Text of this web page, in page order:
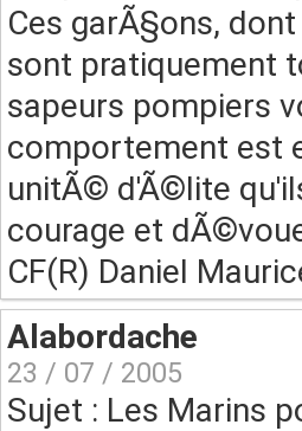
Ces garÃ§ons,
sont pratiquement
sapeurs pompiers
comportement est
unitÃ© d'Ã©lite
courage et
CF(R) Daniel
Alabordache
23 / 07 / 2005
Sujet : Les Marins